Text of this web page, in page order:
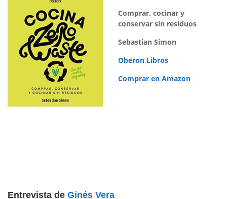
Comprar, cocinar y
conservar sin residuos
Sebastian Simon
Oberon Libros
Comprar en Amazon
Entrevista de Ginés Vera